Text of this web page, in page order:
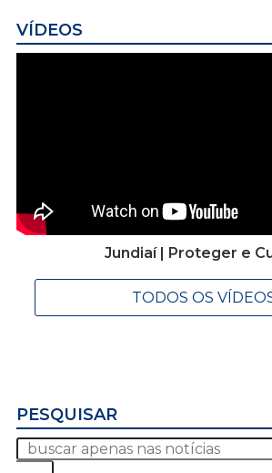
VÍDEOS
Jundiaí | Proteger e
TODOS OS
PESQUISAR